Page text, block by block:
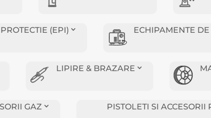
(EPI) ECHIPAMENTE
LIPIRE & BRAZARE
GAZ PISTOLETI SI